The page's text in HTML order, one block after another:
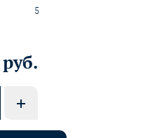
5
руб.